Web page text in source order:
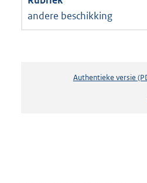
andere beschikking
Authentieke versie